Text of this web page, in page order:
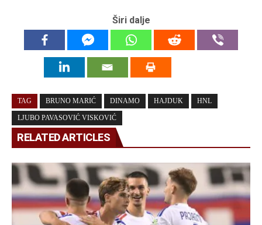
Širi dalje
TAG BRUNO MARIĆ DINAMO HAJDUK HNL
LJUBO PAVASOVIĆ VISKOVIĆ
RELATED ARTICLES